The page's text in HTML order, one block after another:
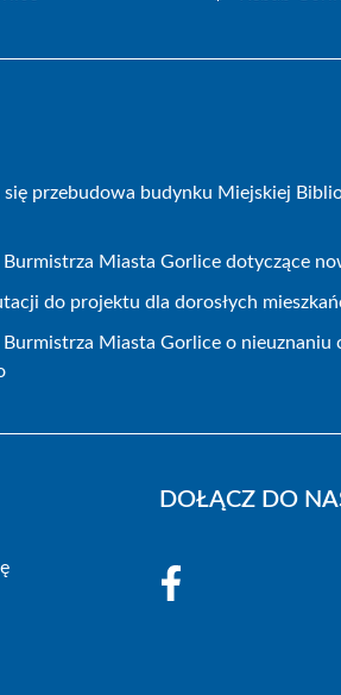
się przebudowa budynku Miejskiej
Burmistrza Miasta Gorlice dotyczące
do projektu dla dorosłych
Burmistrza Miasta Gorlice o nieuznaniu
DOŁĄCZ DO